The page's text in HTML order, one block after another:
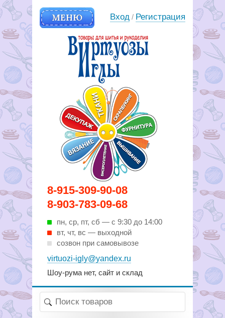
8-915-309-90-08
8-903-783-09-68
пн, ср, пт, cб — с 9:30 до 14:00
вт, чт, вс — выходной
созвон при самовывозе
virtuozi-igly@yandex.ru
Шоу-рума нет, сайт и склад
МЕНЮ
Вирутозы иглы. Товары для
шитья и рукоделья
Вход / Регистрация